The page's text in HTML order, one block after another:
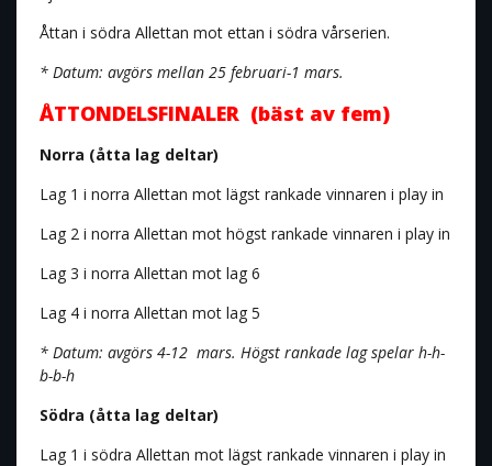
Åttan i södra Allettan mot ettan i södra vårserien.
* Datum: avgörs mellan 25 februari-1 mars.
ÅTTONDELSFINALER (bäst av fem)
Norra (åtta lag deltar)
Lag 1 i norra Allettan mot lägst rankade vinnaren i play in
Lag 2 i norra Allettan mot högst rankade vinnaren i play in
Lag 3 i norra Allettan mot lag 6
Lag 4 i norra Allettan mot lag 5
* Datum: avgörs 4-12 mars. Högst rankade lag spelar h-h-
b-b-h
Södra (åtta lag deltar)
Lag 1 i södra Allettan mot lägst rankade vinnaren i play in